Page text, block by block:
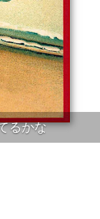
るかな